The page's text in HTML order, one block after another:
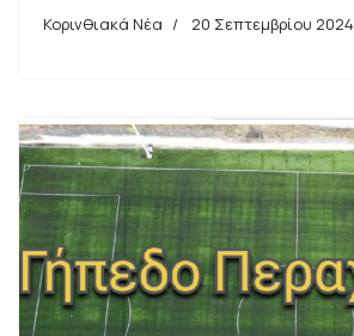
Κορινθιακά Νέα 20 Σεπτεμβρίου 2024